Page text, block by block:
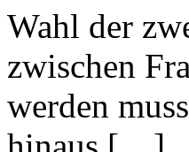
Wahl der
zwischen
werden